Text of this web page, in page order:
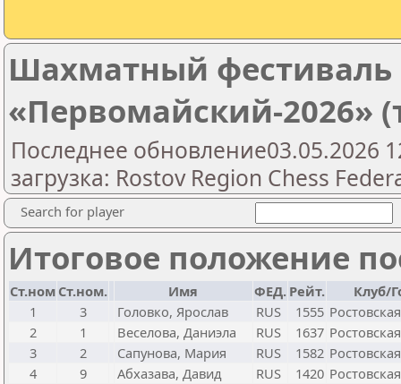
Шахматный фестиваль
«Первомайский-2026»
Последнее обновление03.05.2026
загрузка: Rostov Region Chess
Search for player
Итоговое положение
Ст.ном Ст.ном. Имя ФЕД. Рейт.
Клуб/
1
3 Головко, Ярослав RUS 1555
2
1 Веселова, Даниэла RUS 1637
3
2 Сапунова, Мария RUS 1582
4
9 Абхазава, Давид RUS 1420